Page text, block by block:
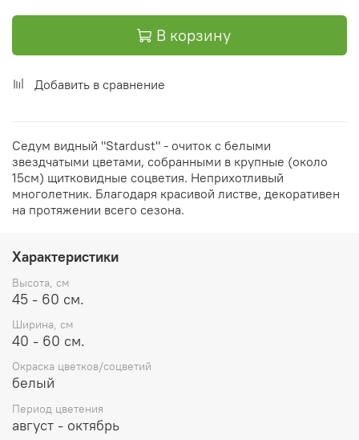
В корзину
Добавить в сравнение
Седум видный "Stardust" - очиток с белыми
звездчатыми цветами, собранными в крупные (около
15см) щитковидные соцветия. Неприхотливый
многолетник. Благодаря красивой листве, декоративен
на протяжении всего сезона.
Характеристики
Высота, см
45 - 60 см.
Ширина, см
40 - 60 см.
Окраска цветков/соцветий
белый
Период цветения
август - октябрь